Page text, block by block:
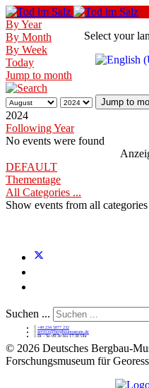
Select your
By Year
By Month
By Week
Today
Jump to month
Jump to
2024
Following Year
No events were found
DEFAULT
Thementage
All Categories ...
Show events from all categories
Suchen ...
+49 234 5877 232
service@bergbaumuseum.de
Di - So 09:30 bis 17:30 Uhr
© 2026 Deutsches Bergbau-
Forschungsmuseum für